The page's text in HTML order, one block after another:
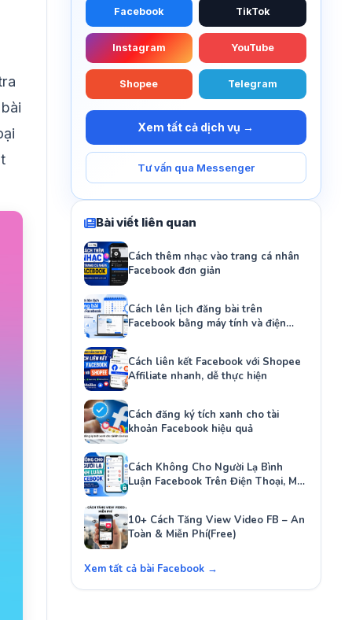
Facebook TikTok
Instagram YouTube
Shopee Telegram
Xem tất cả dịch vụ →
Tư vấn qua Messenger
Bài viết liên quan
Cách thêm nhạc vào trang cá nhân
Facebook đơn giản
Cách lên lịch đăng bài trên
Facebook bằng máy tính và điện
thoại
Cách liên kết Facebook với Shopee
Affiliate nhanh, dễ thực hiện
Cách đăng ký tích xanh cho tài
khoản Facebook hiệu quả
Cách Không Cho Người Lạ Bình
Luận Facebook Trên Điện Thoại, Máy
Tính
10+ Cách Tăng View Video FB – An
Toàn & Miễn Phí(Free)
Xem tất cả bài Facebook →